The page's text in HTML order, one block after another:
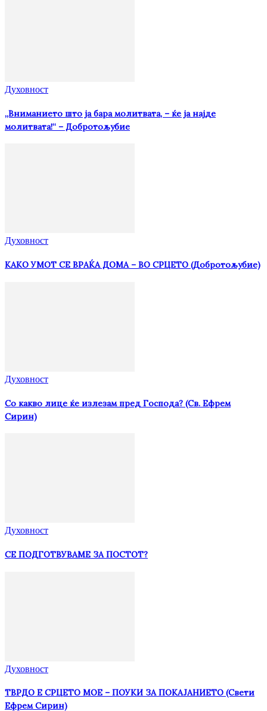
Духовност
„Вниманието што jа бара молитвата, – ќе jа најде
молитвата!“ – Добротољубие
Духовност
КАКО УМОТ СЕ ВРАЌА ДОМА – ВО СРЦЕТО (Добротољубие)
Духовност
Со какво лице ќе излезам пред Господа? (Св. Ефрем
Сирин)
Духовност
СЕ ПОДГОТВУВАМЕ ЗА ПОСТОТ?
Духовност
ТВРДО Е СРЦЕТО МОЕ – ПОУКИ ЗА ПОКАЈАНИЕТО (Свети
Ефрем Сирин)